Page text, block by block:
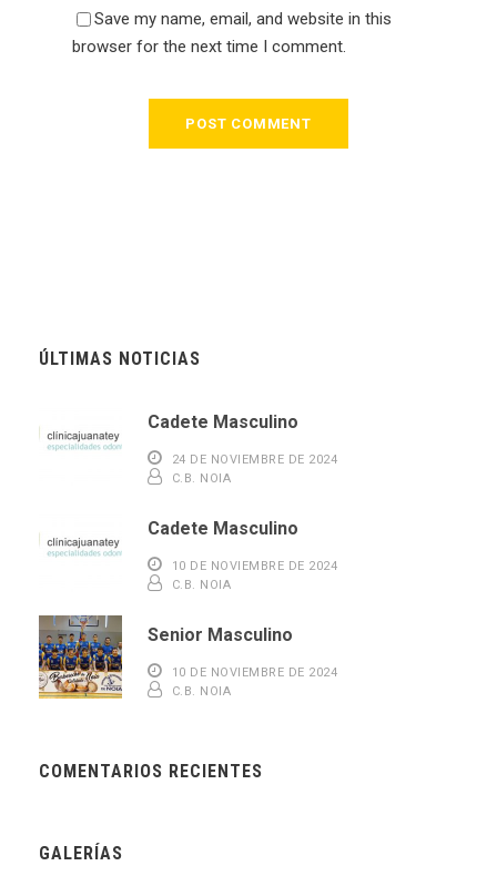
Save my name, email, and website in this
browser for the next time I comment.
ÚLTIMAS NOTICIAS
Cadete Masculino
24 DE NOVIEMBRE DE 2024
C.B. NOIA
Cadete Masculino
10 DE NOVIEMBRE DE 2024
C.B. NOIA
Senior Masculino
10 DE NOVIEMBRE DE 2024
C.B. NOIA
COMENTARIOS RECIENTES
GALERÍAS